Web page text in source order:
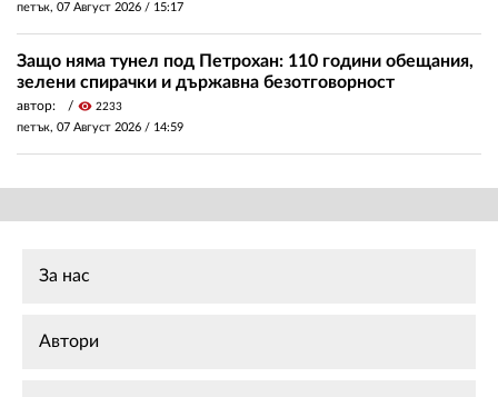
петък, 07 Август 2026 / 15:17
Защо няма тунел под Петрохан: 110 години обещания,
зелени спирачки и държавна безотговорност
автор: visibility 2233
петък, 07 Август 2026 / 14:59
За нас
Автори